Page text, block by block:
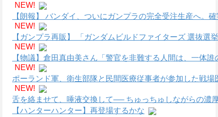
NEW!
【朗報】 バンダイ、ついにガンプラの完全受注生産へ。
NEW!
【ガンプラ再販】 「ガンダムビルドファイターズ 選抜選
NEW!
【物議】倉田真由美さん「警官を非難する人間は、一体
NEW!
ポーランド軍、衛生部隊と民間医療従事者が参加した戦場
NEW!
舌を絡ませて、唾液交換して── ちゅっちゅしながらの濃
【ハンターハンター】再登場するかな